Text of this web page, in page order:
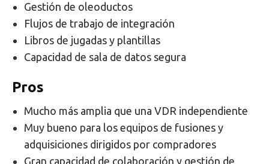
Gestión de oleoductos
Flujos de trabajo de integración
Libros de jugadas y plantillas
Capacidad de sala de datos segura
Pros
Mucho más amplia que una VDR independiente
Muy bueno para los equipos de fusiones y
adquisiciones dirigidos por compradores
Gran capacidad de colaboración y gestión de